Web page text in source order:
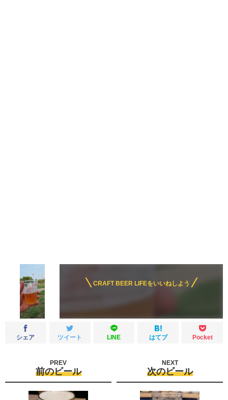
CRAFT BEER LIFEをいいねしよう
シェア ツイート LINE はてブ Pocket
前のビール
PREV
次のビール
NEXT